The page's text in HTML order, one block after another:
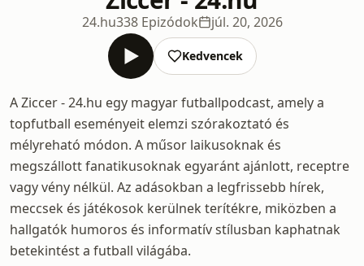
24.hu338 Epizódok júl. 20, 2026
Kedvencek
A Ziccer - 24.hu egy magyar futballpodcast, amely a
topfutball eseményeit elemzi szórakoztató és
mélyreható módon. A műsor laikusoknak és
megszállott fanatikusoknak egyaránt ajánlott, receptre
vagy vény nélkül. Az adásokban a legfrissebb hírek,
meccsek és játékosok kerülnek terítékre, miközben a
hallgatók humoros és informatív stílusban kaphatnak
betekintést a futball világába.